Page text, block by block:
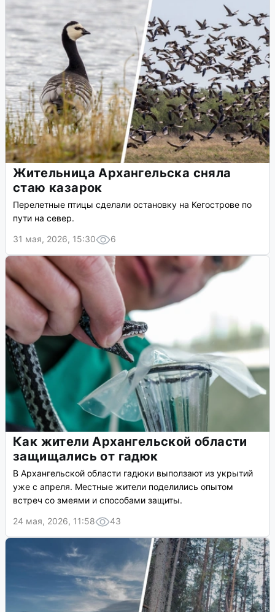
Жительница Архангельска сняла
стаю казарок
Перелетные птицы сделали остановку на Кегострове по
пути на север.
31 мая, 2026, 15:30
6
Как жители Архангельской области
защищались от гадюк
В Архангельской области гадюки выползают из укрытий
уже с апреля. Местные жители поделились опытом
встреч со змеями и способами защиты.
24 мая, 2026, 11:58
43